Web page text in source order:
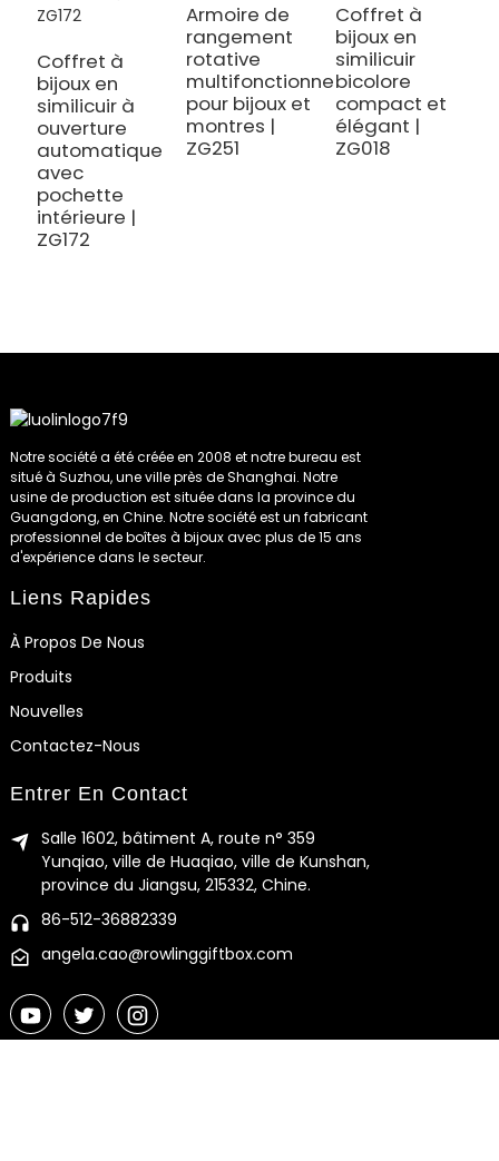
Coffret à
bijoux en
similicuir à
ouverture
automatique
avec
pochette
intérieure |
ZG172
Armoire de
rangement
rotative
multifonctionnelle
pour bijoux et
montres |
ZG251
Coffret à
bijoux en
similicuir
bicolore
compact et
élégant |
ZG018
Notre société a été créée en 2008 et notre bureau est
situé à Suzhou, une ville près de Shanghai. Notre
usine de production est située dans la province du
Guangdong, en Chine. Notre société est un fabricant
professionnel de boîtes à bijoux avec plus de 15 ans
d'expérience dans le secteur.
Liens Rapides
À Propos De Nous
Produits
Nouvelles
Contactez-Nous
Entrer En Contact
Salle 1602, bâtiment A, route n° 359
Yunqiao, ville de Huaqiao, ville de Kunshan,
province du Jiangsu, 215332, Chine.
86-512-36882339
angela.cao@rowlinggiftbox.com